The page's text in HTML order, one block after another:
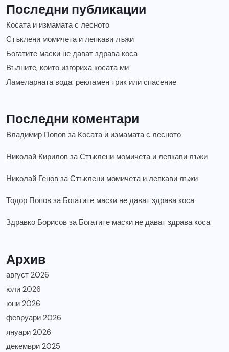
Последни публикации
Косата и измамата с лесното
Стъклени момичета и лепкави лъжи
Богатите маски не дават здрава коса
Вълните, които изгориха косата ми
Ламеларната вода: рекламен трик или спасение
Последни коментари
Владимир Попов за Косата и измамата с лесното
Николай Кирилов заСтъклени момичета и лепкави лъжи
Николай Генов заСтъклени момичета и лепкави лъжи
Тодор Попов за Богатите маски не дават здрава коса
Здравко Борисов за Богатите маски не дават здрава коса
Архив
август 2026
юли 2026
юни 2026
февруари 2026
януари 2026
декември 2025